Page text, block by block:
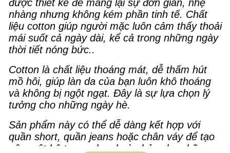
được thiết kế để mang lại sự đơn giản, nhẹ
nhàng nhưng không kém phần tinh tế. Chất
liệu cotton giúp người mặc luôn cảm thấy thoải
mái suốt cả ngày dài, kể cả trong những ngày
thời tiết nóng bức..
Cotton là chất liệu thoáng mát, dễ thấm hút
mồ hôi, giúp làn da của bạn luôn khô thoáng
và không bị ngột ngạt. Đây là sự lựa chọn lý
tưởng cho những ngày hè.
Sản phẩm này có thể dễ dàng kết hợp với
quần short, quần jeans hoặc chân váy để tạo
nên một bộ trang phục hoàn hảo cho những